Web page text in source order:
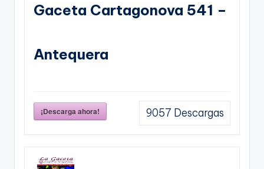
Gaceta Cartagonova 541 –
Antequera
¡Descarga ahora! 9057 Descargas